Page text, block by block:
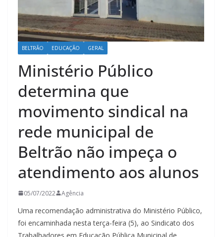
BELTRÃO EDUCAÇÃO GERAL
Ministério Público
determina que
movimento sindical na
rede municipal de
Beltrão não impeça o
atendimento aos alunos
05/07/2022 Agência
Uma recomendação administrativa do Ministério Público,
foi encaminhada nesta terça-feira (5), ao Sindicato dos
Trabalhadores em Educação Pública Municipal de